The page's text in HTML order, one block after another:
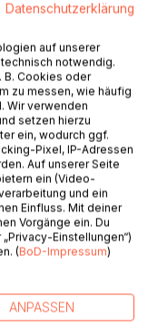
den Wolken. Die
und wird im
Als der von ihrem
Crown-Seed
von MI 13,
erreicht
eine
Crown Seed
bevor das
nutzt.
aber den
auf Kamien.
durch Docks,
13, Preußen,
mit klaren
Datenschutzerklärung
auf unserer
notwendig.
B. Cookies oder
zu messen, wie häufig
Wir verwenden
setzen hierzu
ein, wodurch ggf.
Pixel, IP-Adressen
Auf unserer Seite
ein (Video-
und ein
Einfluss. Mit deiner
Vorgänge ein. Du
Einstellungen“)
(BoD-Impressum)
ANPASSEN